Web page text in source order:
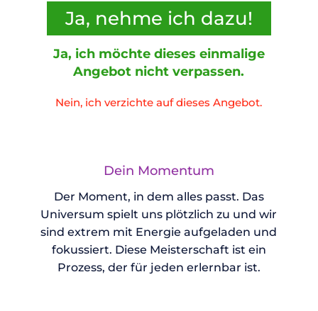
Ja, nehme ich dazu!
Ja, ich möchte dieses einmalige
Angebot nicht verpassen.
Nein, ich verzichte auf dieses Angebot.
Dein Momentum
Der Moment, in dem alles passt. Das
Universum spielt uns plötzlich zu und wir
sind extrem mit Energie aufgeladen und
fokussiert. Diese Meisterschaft ist ein
Prozess, der für jeden erlernbar ist.